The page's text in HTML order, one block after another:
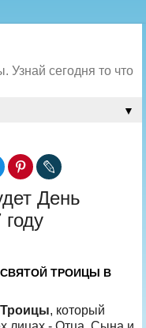
Узнай сегодня то что
▼
День
ТРОИЦЫ В
, который